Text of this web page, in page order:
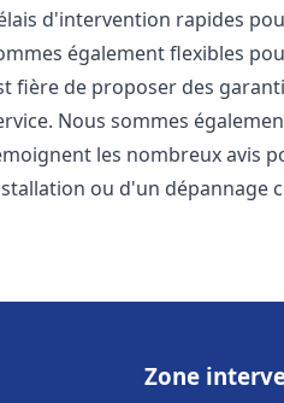
d'intervention rapides
également flexibles
fière de proposer des
Nous sommes
les nombreux avis
ou d'un dépannage
Zone